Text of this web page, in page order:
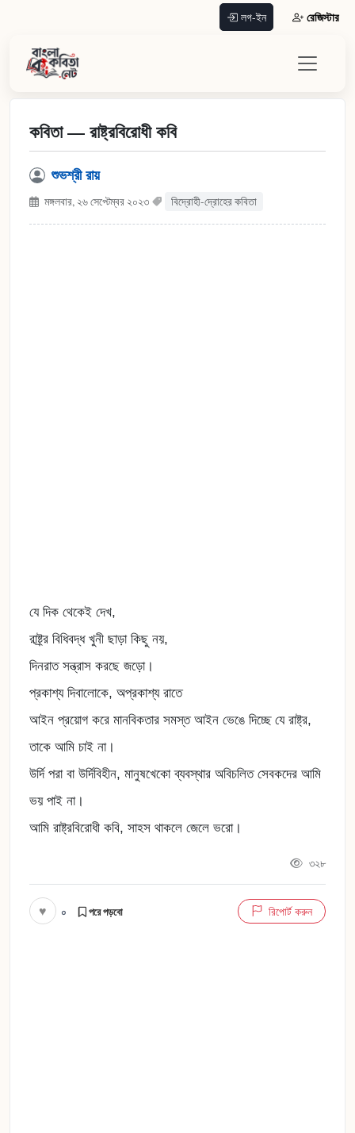
লগ-ইন রেজিস্টার
কবিতা — রাষ্ট্রবিরোধী কবি
শুভশ্রী রায়
মঙ্গলবার, ২৬ সেপ্টেম্বর ২০২৩ বিদ্রোহী-দ্রোহের কবিতা
যে দিক থেকেই দেখ,
রাষ্ট্র্র বিধিবদ্ধ খুনী ছাড়া কিছু নয়,
দিনরাত সন্ত্রাস করছে জড়ো।
প্রকাশ্য দিবালোকে, অপ্রকাশ্য রাতে
আইন প্রয়োগ করে মানবিকতার সমস্ত আইন ভেঙে দিচ্ছে যে রাষ্ট্র,
তাকে আমি চাই না।
উর্দি পরা বা উর্দিবিহীন, মানুষখেকো ব্যবস্থার অবিচলিত সেবকদের আমি
ভয় পাই না।
আমি রাষ্ট্রবিরোধী কবি, সাহস থাকলে জেলে ভরো।
৩২৮
♥ ০ পরে পড়বো রিপোর্ট করুন